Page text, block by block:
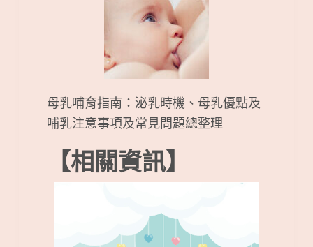
母乳哺育指南：泌乳時機、母乳優點及
哺乳注意事項及常見問題總整理
【相關資訊】